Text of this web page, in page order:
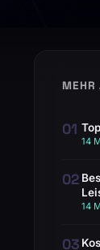
MEHR
01
14
02
14
03